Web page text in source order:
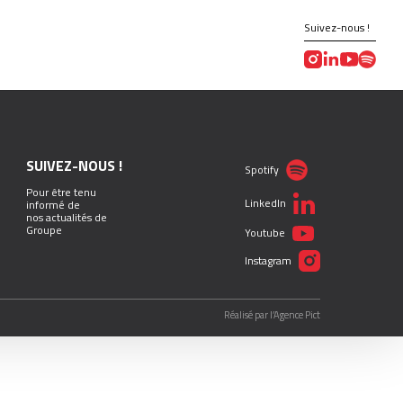
Suivez-nous !
SUIVEZ-NOUS !
Pour être tenu
informé de
nos actualités de
Groupe
Spotify
LinkedIn
Youtube
Instagram
Réalisé par l’Agence Pict